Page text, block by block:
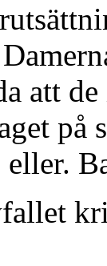
att
på